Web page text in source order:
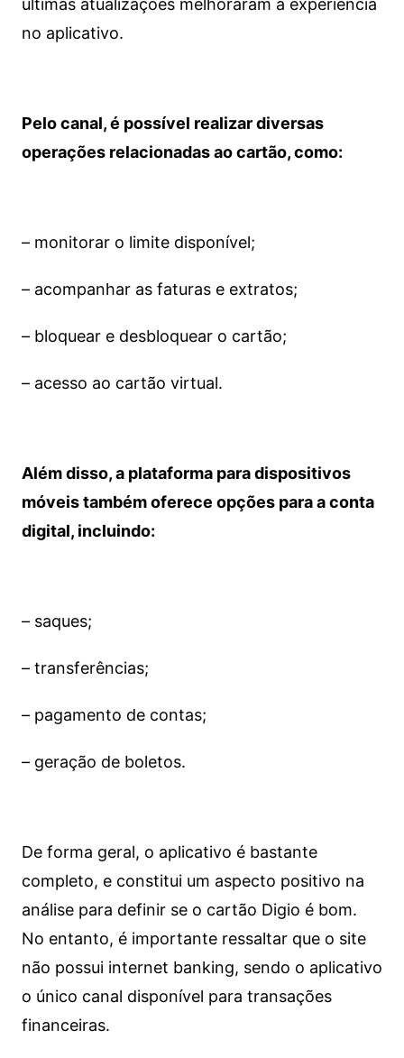
últimas atualizações melhoraram a experiência
no aplicativo.
Pelo canal, é possível realizar diversas
operações relacionadas ao cartão, como:
– monitorar o limite disponível;
– acompanhar as faturas e extratos;
– bloquear e desbloquear o cartão;
– acesso ao cartão virtual.
Além disso, a plataforma para dispositivos
móveis também oferece opções para a conta
digital, incluindo:
– saques;
– transferências;
– pagamento de contas;
– geração de boletos.
De forma geral, o aplicativo é bastante
completo, e constitui um aspecto positivo na
análise para definir se o cartão Digio é bom.
No entanto, é importante ressaltar que o site
não possui internet banking, sendo o aplicativo
o único canal disponível para transações
financeiras.